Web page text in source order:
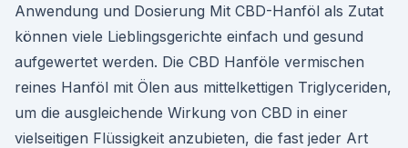
Anwendung und Dosierung Mit CBD-Hanföl als Zutat
können viele Lieblingsgerichte einfach und gesund
aufgewertet werden. Die CBD Hanföle vermischen
reines Hanföl mit Ölen aus mittelkettigen Triglyceriden,
um die ausgleichende Wirkung von CBD in einer
vielseitigen Flüssigkeit anzubieten, die fast jeder Art